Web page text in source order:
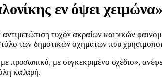
εν όψει χειμώνα»
τυχόν ακραίων καιρικών
των δημοτικών οχημάτων που
προσωπικό, με συγκεκριμένο σχέδιο»,
καθαρή.